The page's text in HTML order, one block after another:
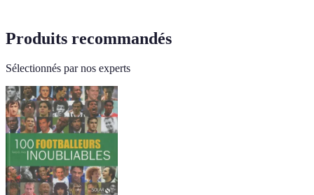
Produits recommandés
Sélectionnés par nos experts